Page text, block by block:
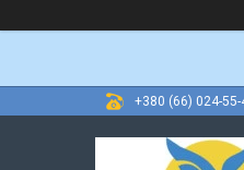
+380 (66) 024-55-